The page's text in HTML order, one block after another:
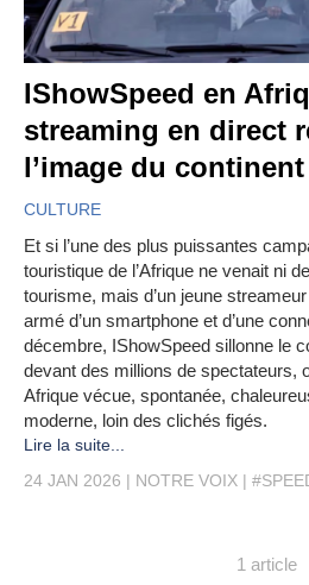
IShowSpeed en
streaming en direct
l’image du continent
CULTURE
Et si l’une des plus puissantes
touristique de l’Afrique ne venait ni
tourisme, mais d’un jeune
armé d’un smartphone et d’une
décembre, IShowSpeed sillonne le
devant des millions de spectateurs,
Afrique vécue, spontanée,
moderne, loin des clichés figés.
Lire la suite...
24 JAN 2026
NOTRE VOIX
1 article